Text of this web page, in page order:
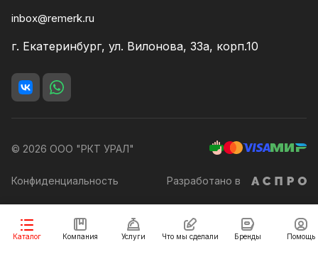
Каталог Компания Услуги Что мы сделали Бренды Помощь
inbox@remerk.ru
г. Екатеринбург, ул. Вилонова, 33а, корп.10
© 2026 ООО "РКТ УРАЛ"
Конфиденциальность Разработано в